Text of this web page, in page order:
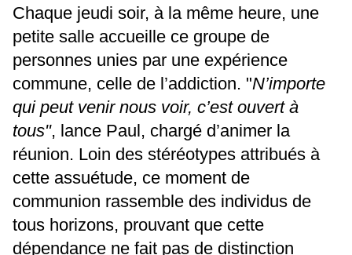
Chaque jeudi soir, à la même heure, une
petite salle accueille ce groupe de
personnes unies par une expérience
commune, celle de l’addiction. "N’importe
qui peut venir nous voir, c’est ouvert à
tous", lance Paul, chargé d’animer la
réunion. Loin des stéréotypes attribués à
cette assuétude, ce moment de
communion rassemble des individus de
tous horizons, prouvant que cette
dépendance ne fait pas de distinction